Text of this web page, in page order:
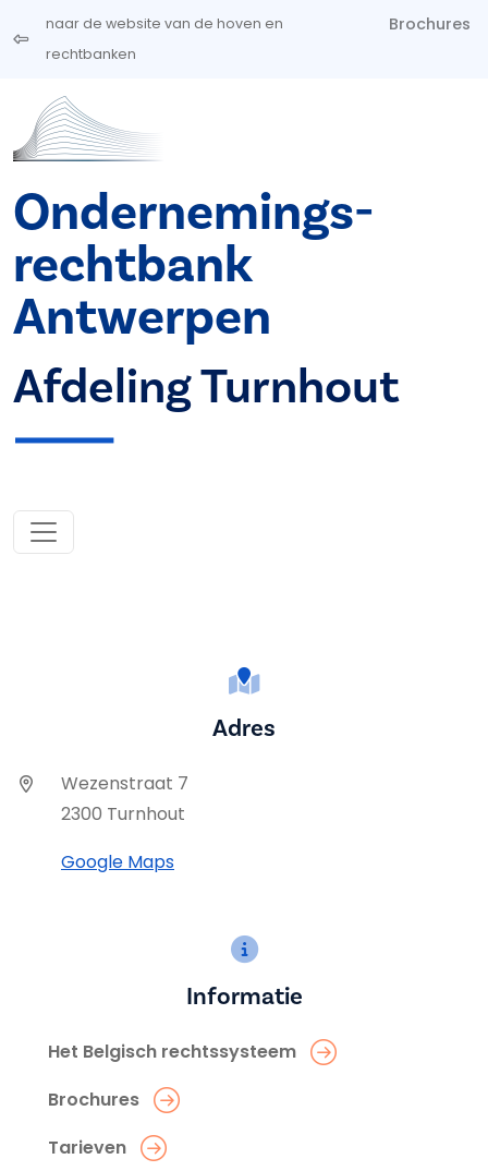
Overslaan en naar de inhoud gaan
naar de website van de hoven en
rechtbanken
Brochures
Ondernemings­
rechtbank
Antwerpen
Afdeling Turnhout
Adres
Wezenstraat 7
2300 Turnhout
Google Maps
Informatie
Het Belgisch rechtssysteem
Brochures
Tarieven